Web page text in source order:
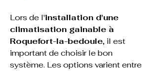
Lors de l'installation d'une
climatisation gainable à
Roquefort-la-bedoule, il est
important de choisir le bon
système. Les options varient entre